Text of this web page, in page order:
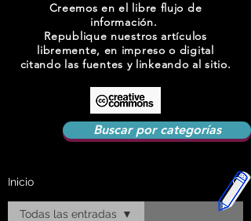
Creemos en el libre flujo de
información.
Republique nuestros artículos
libremente, en impreso o digital
citando las fuentes y linkeando al sitio.
Buscar por categorías
Inicio
Todas las entradas